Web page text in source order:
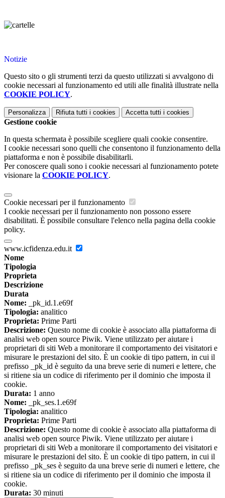
Notizie
Questo sito o gli strumenti terzi da questo utilizzati si avvalgono di
cookie necessari al funzionamento ed utili alle finalità illustrate nella
COOKIE POLICY.
Personalizza Rifiuta tutti i cookies Accetta tutti i cookies
Gestione cookie
In questa schermata è possibile scegliere quali cookie consentire.
I cookie necessari sono quelli che consentono il funzionamento della
piattaforma e non è possibile disabilitarli.
Per conoscere quali sono i cookie necessari al funzionamento potete
visionare la COOKIE POLICY.
Cookie necessari per il funzionamento
I cookie necessari per il funzionamento non possono essere
disabilitati. È possibile consultare l'elenco nella pagina della cookie
policy.
www.icfidenza.edu.it
Nome
Tipologia
Proprieta
Descrizione
Durata
Nome: _pk_id.1.e69f
Tipologia: analitico
Proprieta: Prime Parti
Descrizione: Questo nome di cookie è associato alla piattaforma di
analisi web open source Piwik. Viene utilizzato per aiutare i
proprietari di siti Web a monitorare il comportamento dei visitatori e
misurare le prestazioni del sito. È un cookie di tipo pattern, in cui il
prefisso _pk_id è seguito da una breve serie di numeri e lettere, che
si ritiene sia un codice di riferimento per il dominio che imposta il
cookie.
Durata: 1 anno
Nome: _pk_ses.1.e69f
Tipologia: analitico
Proprieta: Prime Parti
Descrizione: Questo nome di cookie è associato alla piattaforma di
analisi web open source Piwik. Viene utilizzato per aiutare i
proprietari di siti Web a monitorare il comportamento dei visitatori e
misurare le prestazioni del sito. È un cookie di tipo pattern, in cui il
prefisso _pk_ses è seguito da una breve serie di numeri e lettere, che
si ritiene sia un codice di riferimento per il dominio che imposta il
cookie.
Durata: 30 minuti